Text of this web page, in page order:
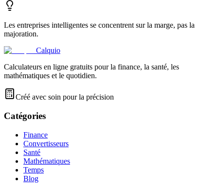
Les entreprises intelligentes se concentrent sur la marge, pas la
majoration.
Calquio
Calculateurs en ligne gratuits pour la finance, la santé, les
mathématiques et le quotidien.
Créé avec soin pour la précision
Catégories
Finance
Convertisseurs
Santé
Mathématiques
Temps
Blog